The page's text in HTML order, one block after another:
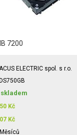
7200
ELECTRIC spol. s r.o.
skladem
Kč
Kč